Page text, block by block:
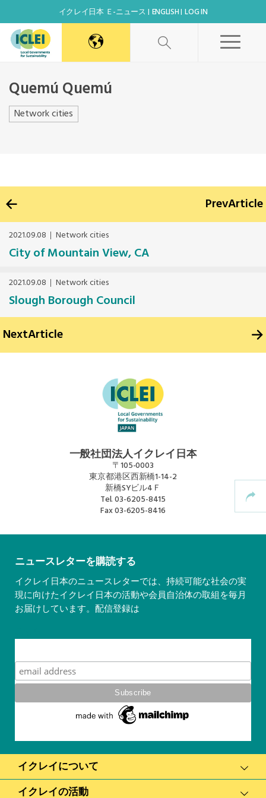
イクレイ日本 Ｅ-ニュース ENGLISH LOG IN
World Secretariat
Africa Secretariat
East Asia Secretariat
Korea Office
Kaohsiung Capacity Center
Mexico, Central America and Caribbean
Secretariat
Southeast Asia Secretariat
South America Secretariat
Quemú Quemú
Network cities
PrevArticle
2021.09.08 Network cities
City of Mountain View, CA
2021.09.08 Network cities
Slough Borough Council
NextArticle
一般社団法人イクレイ日本
〒105-0003
東京都港区西新橋1-14-2
新橋SYビル4Ｆ
Tel.03-6205-8415
Fax03-6205-8416
ニュースレターを購読する
イクレイ日本のニュースレターでは、持続可能な社会の実
現に向けたイクレイ日本の活動や会員自治体の取組を毎月
お届けしています。配信登録は
イクレイについて
イクレイの活動